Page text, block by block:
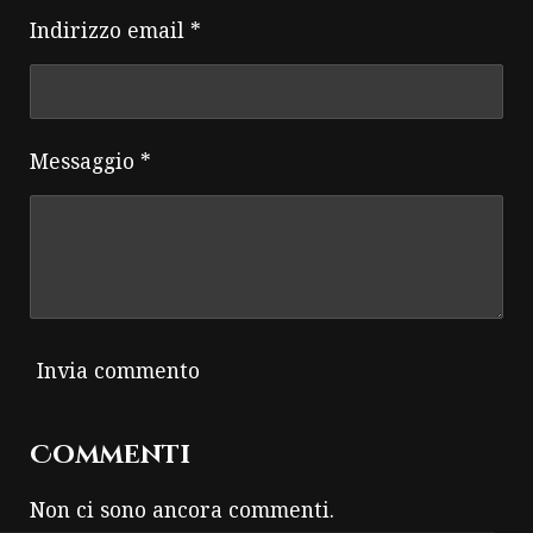
Indirizzo email *
Messaggio *
Invia commento
Commenti
Non ci sono ancora commenti.